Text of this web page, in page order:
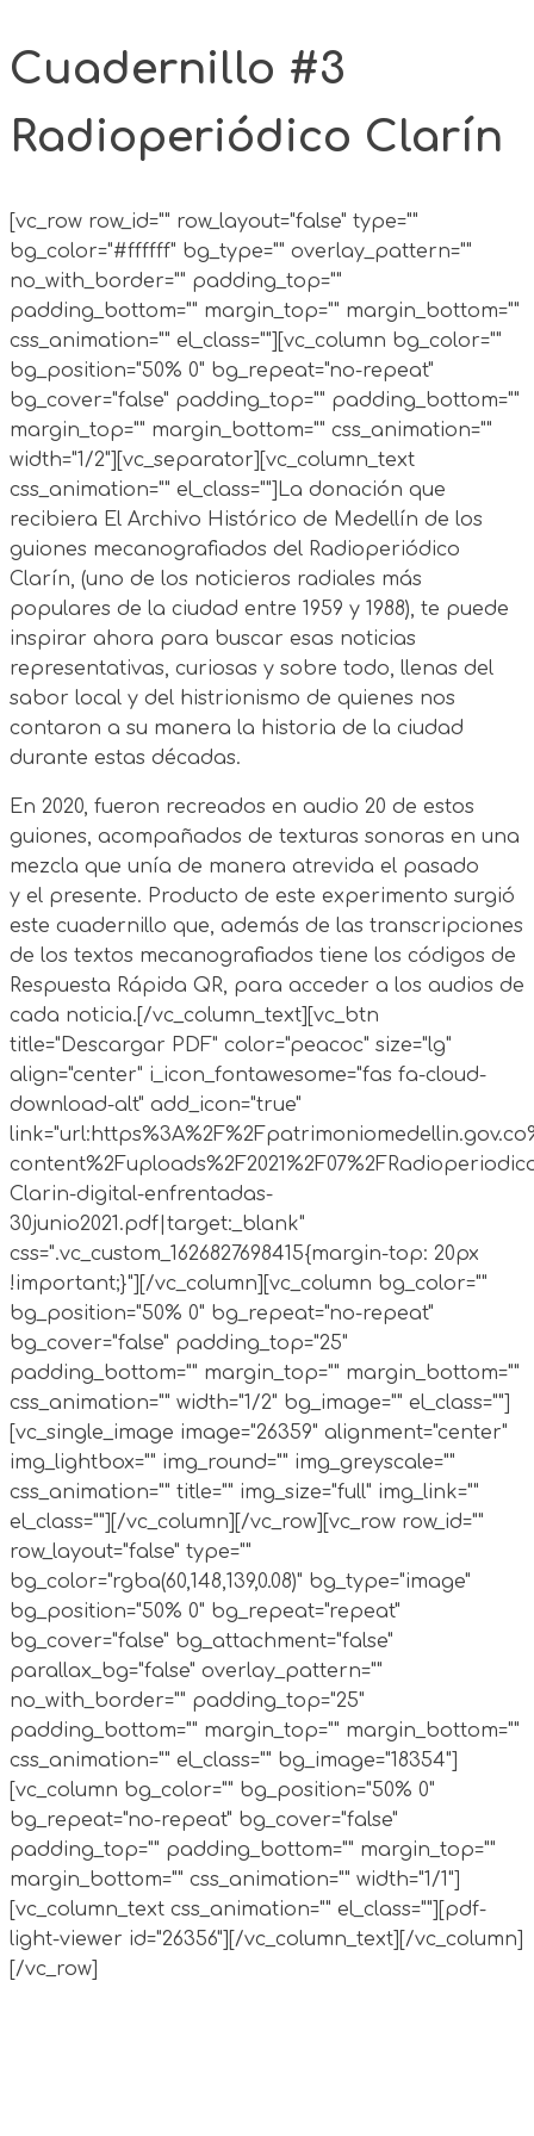
Cuadernillo #3
Radioperiódico Clarín
[vc_row row_id="" row_layout="false" type=""
bg_color="#ffffff" bg_type="" overlay_pattern=""
no_with_border="" padding_top=""
padding_bottom="" margin_top="" margin_bottom=""
css_animation="" el_class=""][vc_column bg_color=""
bg_position="50% 0" bg_repeat="no-repeat"
bg_cover="false" padding_top="" padding_bottom=""
margin_top="" margin_bottom="" css_animation=""
width="1/2"][vc_separator][vc_column_text
css_animation="" el_class=""]La donación que
recibiera El Archivo Histórico de Medellín de los
guiones mecanografiados del Radioperiódico
Clarín, (uno de los noticieros radiales más
populares de la ciudad entre 1959 y 1988), te puede
inspirar ahora para buscar esas noticias
representativas, curiosas y sobre todo, llenas del
sabor local y del histrionismo de quienes nos
contaron a su manera la historia de la ciudad
durante estas décadas.
En 2020, fueron recreados en audio 20 de estos
guiones, acompañados de texturas sonoras en una
mezcla que unía de manera atrevida el pasado
y el presente. Producto de este experimento surgió
este cuadernillo que, además de las transcripciones
de los textos mecanografiados tiene los códigos de
Respuesta Rápida QR, para acceder a los audios de
cada noticia.[/vc_column_text][vc_btn
title="Descargar PDF" color="peacoc" size="lg"
align="center" i_icon_fontawesome="fas fa-cloud-
download-alt" add_icon="true"
Clarin-digital-enfrentadas-
30junio2021.pdf|target:_blank"
css=".vc_custom_1626827698415{margin-top: 20px
!important;}"][/vc_column][vc_column bg_color=""
bg_position="50% 0" bg_repeat="no-repeat"
bg_cover="false" padding_top="25"
padding_bottom="" margin_top="" margin_bottom=""
css_animation="" width="1/2" bg_image="" el_class=""]
[vc_single_image image="26359" alignment="center"
img_lightbox="" img_round="" img_greyscale=""
css_animation="" title="" img_size="full" img_link=""
el_class=""][/vc_column][/vc_row][vc_row row_id=""
row_layout="false" type=""
bg_color="rgba(60,148,139,0.08)" bg_type="image"
bg_position="50% 0" bg_repeat="repeat"
bg_cover="false" bg_attachment="false"
parallax_bg="false" overlay_pattern=""
no_with_border="" padding_top="25"
padding_bottom="" margin_top="" margin_bottom=""
css_animation="" el_class="" bg_image="18354"]
[vc_column bg_color="" bg_position="50% 0"
bg_repeat="no-repeat" bg_cover="false"
padding_top="" padding_bottom="" margin_top=""
margin_bottom="" css_animation="" width="1/1"]
[vc_column_text css_animation="" el_class=""][pdf-
light-viewer id="26356"][/vc_column_text][/vc_column]
[/vc_row]